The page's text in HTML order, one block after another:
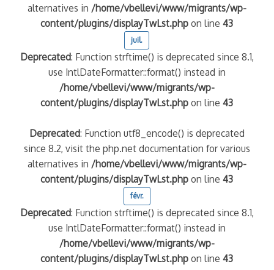
alternatives in /home/vbellevi/www/migrants/wp-
content/plugins/displayTwLst.php on line43
juil.
Deprecated: Function strftime() is deprecated since 8.1,
use IntlDateFormatter::format() instead in
/home/vbellevi/www/migrants/wp-
content/plugins/displayTwLst.php on line43
Deprecated: Function utf8_encode() is deprecated
since 8.2, visit the php.net documentation for various
alternatives in /home/vbellevi/www/migrants/wp-
content/plugins/displayTwLst.php on line43
févr.
Deprecated: Function strftime() is deprecated since 8.1,
use IntlDateFormatter::format() instead in
/home/vbellevi/www/migrants/wp-
content/plugins/displayTwLst.php on line43